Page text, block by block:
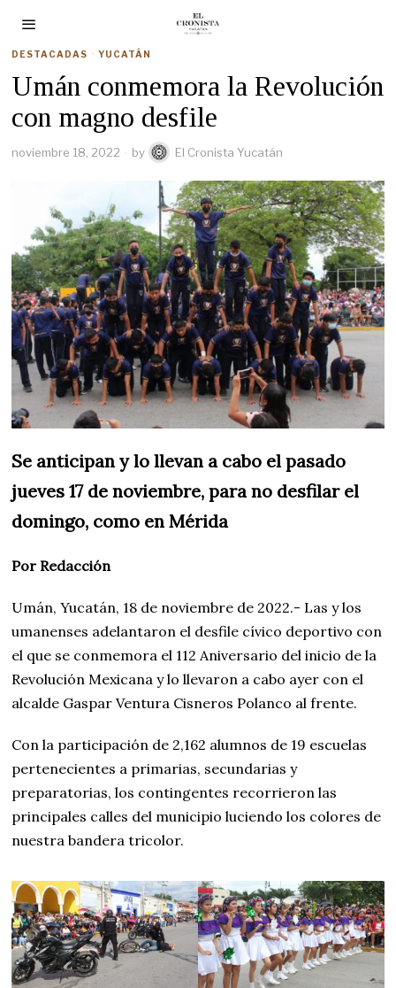
DESTACADAS · YUCATÁN
Umán conmemora la Revolución
con magno desfile
noviembre 18, 2022 by El Cronista Yucatán
Se anticipan y lo llevan a cabo el pasado
jueves 17 de noviembre, para no desfilar el
domingo, como en Mérida
Por Redacción
Umán, Yucatán, 18 de noviembre de 2022.- Las y los
umanenses adelantaron el desfile cívico deportivo con
el que se conmemora el 112 Aniversario del inicio de la
Revolución Mexicana y lo llevaron a cabo ayer con el
alcalde Gaspar Ventura Cisneros Polanco al frente.
Con la participación de 2,162 alumnos de 19 escuelas
pertenecientes a primarias, secundarias y
preparatorias, los contingentes recorrieron las
principales calles del municipio luciendo los colores de
nuestra bandera tricolor.